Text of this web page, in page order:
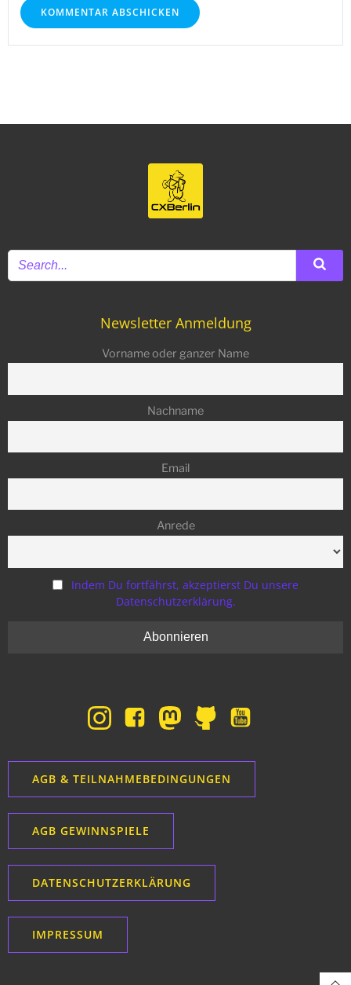
Newsletter Anmeldung
Vorname oder ganzer Name
Nachname
Email
Anrede
Indem Du fortfährst, akzeptierst Du unsere
Datenschutzerklärung.
AGB & TEILNAHMEBEDINGUNGEN
AGB GEWINNSPIELE
DATENSCHUTZERKLÄRUNG
IMPRESSUM